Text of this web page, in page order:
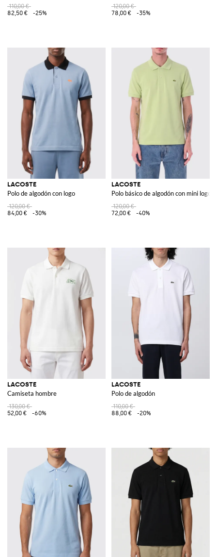
110,00 €
82,50 €
-25%
120,00 €
78,00 €
-35%
LACOSTE
Polo de algodón con logo
120,00 €
84,00 €
-30%
LACOSTE
Polo básico de algodón con mini logo
120,00 €
72,00 €
-40%
LACOSTE
Camiseta hombre
130,00 €
52,00 €
-60%
LACOSTE
Polo de algodón
110,00 €
88,00 €
-20%